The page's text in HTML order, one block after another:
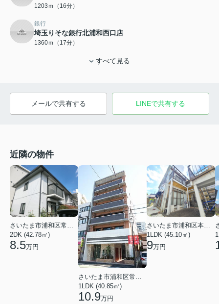
1203ｍ（16分）
銀行
埼玉りそな銀行北浦和西口店
1360ｍ（17分）
すべて見る
メールで共有する LINEで共有する
近隣の物件
さいたま市浦和区常盤２丁目
2DK (42.78㎡)
8.5万円
さいたま市浦和区常盤１丁目
1LDK (40.85㎡)
10.9万円
さいたま市浦和区本太５丁目
1LDK (45.10㎡)
9万円